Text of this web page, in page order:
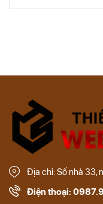
Địa chỉ: Số nhà 33,
Điện thoại: